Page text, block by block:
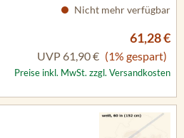
Nicht mehr verfügbar
61,28 €
UVP 61,90 € (1% gespart)
Preise inkl. MwSt. zzgl. Versandkosten